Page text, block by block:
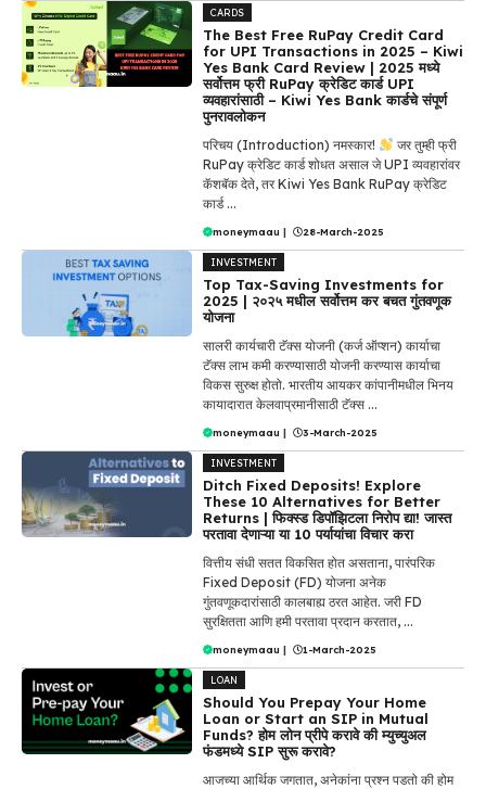
CARDS
The Best Free RuPay Credit Card
for UPI Transactions in 2025 – Kiwi
Yes Bank Card Review | 2025 मध्ये
सर्वोत्तम फ्री RuPay क्रेडिट कार्ड UPI
व्यवहारांसाठी – Kiwi Yes Bank कार्डचे संपूर्ण
पुनरावलोकन
परिचय (Introduction) नमस्कार!
जर तुम्ही फ्री
RuPay क्रेडिट कार्ड शोधत असाल जे UPI व्यवहारांवर
कॅशबॅक देते, तर Kiwi Yes Bank RuPay क्रेडिट
कार्ड ...
moneymaau | 28-March-2025
INVESTMENT
Top Tax-Saving Investments for
2025 | २०२५ मधील सर्वोत्तम कर बचत गुंतवणूक
योजना
सालरी कार्यचारी टॅक्स योजनी (कर्ज ऑप्शन) कार्याचा
टॅक्स लाभ कमी करण्यासाठी योजनी करण्यास कार्याचा
विकस सुरुक्ष होतो. भारतीय आयकर कांपानीमधील भिनय
कायादारात केलवाप्रमानीसाठी टॅक्स ...
moneymaau | 3-March-2025
INVESTMENT
Ditch Fixed Deposits! Explore
These 10 Alternatives for Better
Returns | फिक्स्ड डिपॉझिटला निरोप द्या! जास्त
परतावा देणाऱ्या या 10 पर्यायांचा विचार करा
वित्तीय संधी सतत विकसित होत असताना, पारंपरिक
Fixed Deposit (FD) योजना अनेक
गुंतवणूकदारांसाठी कालबाह्य ठरत आहेत. जरी FD
सुरक्षितता आणि हमी परतावा प्रदान करतात, ...
moneymaau | 1-March-2025
LOAN
Should You Prepay Your Home
Loan or Start an SIP in Mutual
Funds? होम लोन प्रीपे करावे की म्युच्युअल
फंडमध्ये SIP सुरू करावे?
आजच्या आर्थिक जगतात, अनेकांना प्रश्न पडतो की होम